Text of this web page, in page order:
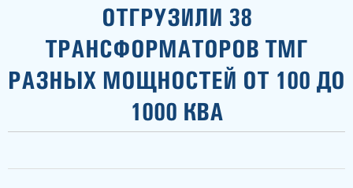
ОТГРУЗИЛИ 38
ТРАНСФОРМАТОРОВ ТМГ
РАЗНЫХ МОЩНОСТЕЙ ОТ 100 ДО
1000 КВА